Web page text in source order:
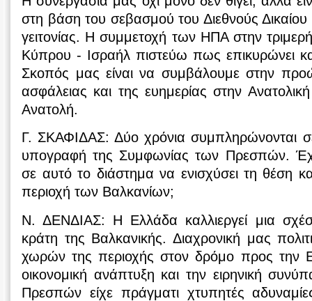
στη βάση του σεβασμού του Διεθνούς
γειτονίας. Η συμμετοχή των ΗΠΑ στην
Κύπρου - Ισραήλ πιστεύω πως επικυρώνει
Σκοπός μας είναι να συμβάλουμε στην
ασφάλειας και της ευημερίας στην
Ανατολή.
Γ. ΣΚΑΦΙΔΑΣ: Δύο χρόνια συμπληρώνονται
υπογραφή της Συμφωνίας των Πρεσπών.
σε αυτό το διάστημα να ενισχύσει τη θέση
περιοχή των Βαλκανίων;
Ν. ΔΕΝΔΙΑΣ: Η Ελλάδα καλλιεργεί μια
κράτη της Βαλκανικής. Διαχρονική μας
χωρών της περιοχής στον δρόμο προς την
οικονομική ανάπτυξη και την ειρηνική
Πρεσπών είχε πράγματι χτυπητές